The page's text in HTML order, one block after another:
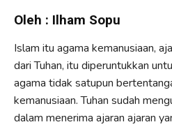
Oleh : Ilham Sopu
Islam itu agama kemanusiaan,
dari Tuhan, itu diperuntukkan
agama tidak satupun
kemanusiaan. Tuhan sudah
dalam menerima ajaran ajaran